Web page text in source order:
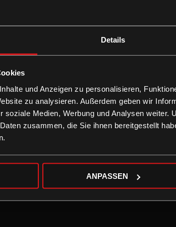
Details
und Anzeigen zu personalisieren,
zu analysieren. Außerdem geben wir
soziale Medien, Werbung und Analysen weiter.
zusammen, die Sie ihnen bereitgestellt
ANPASSEN